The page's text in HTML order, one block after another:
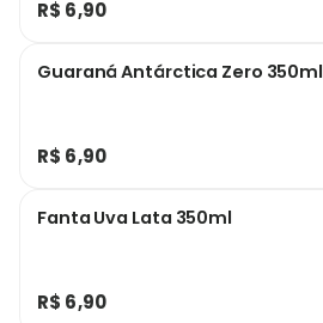
R$ 6,90
Guaraná Antárctica Zero 350ml
R$ 6,90
Fanta Uva Lata 350ml
R$ 6,90